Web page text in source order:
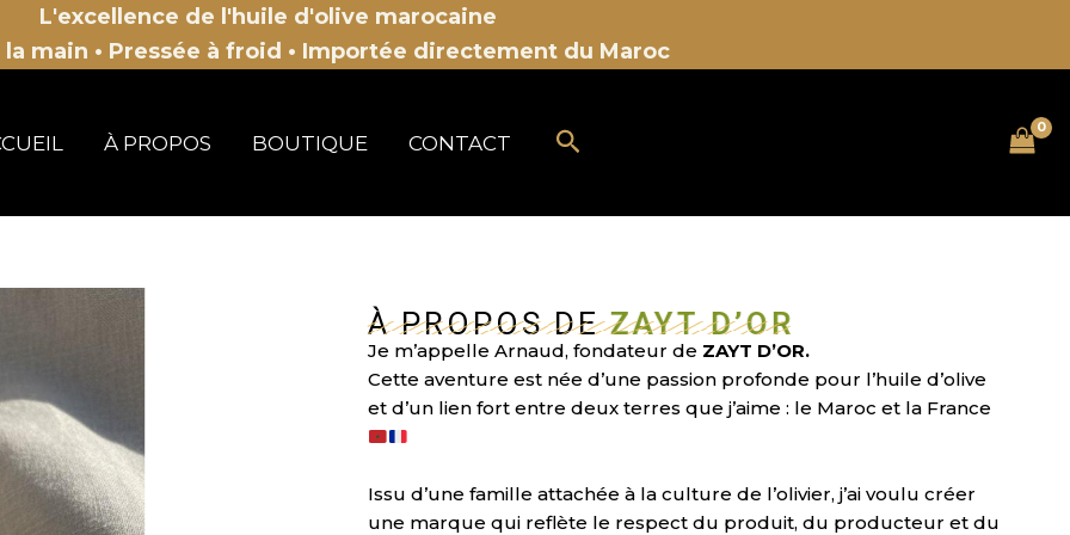
L'excellence de l'huile d'olive marocaine
la main • Pressée à froid • Importée directement du Maroc
À PROPOS BOUTIQUE CONTACT Rechercher
À PROPOS DE ZAYT D’OR
Je m’appelle Arnaud, fondateur de ZAYT D’OR.
Cette aventure est née d’une passion profonde pour l’huile d’olive
et d’un lien fort entre deux terres que j’aime : le Maroc et la France
Issu d’une famille attachée à la culture de l’olivier, j’ai voulu créer
une marque qui reflète le respect du produit, du producteur et du